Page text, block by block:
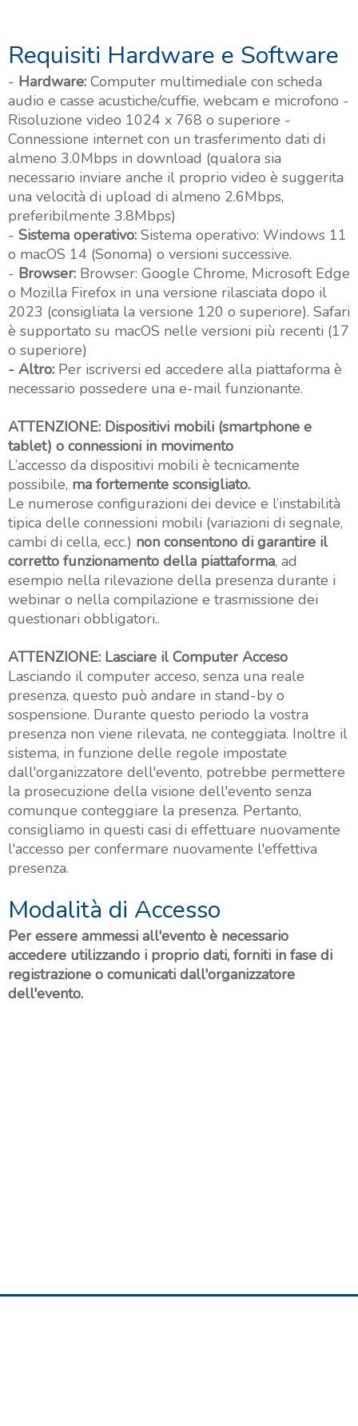
Requisiti Hardware e Software
- Hardware: Computer multimediale con scheda
audio e casse acustiche/cuffie, webcam e microfono -
Risoluzione video 1024 x 768 o superiore -
Connessione internet con un trasferimento dati di
almeno 3.0Mbps in download (qualora sia
necessario inviare anche il proprio video è suggerita
una velocità di upload di almeno 2.6Mbps,
preferibilmente 3.8Mbps)
- Sistema operativo: Sistema operativo: Windows 11
o macOS 14 (Sonoma) o versioni successive.
- Browser: Browser: Google Chrome, Microsoft Edge
o Mozilla Firefox in una versione rilasciata dopo il
2023 (consigliata la versione 120 o superiore). Safari
è supportato su macOS nelle versioni più recenti (17
o superiore)
- Altro: Per iscriversi ed accedere alla piattaforma è
necessario possedere una e-mail funzionante.
ATTENZIONE: Dispositivi mobili (smartphone e
tablet) o connessioni in movimento
L’accesso da dispositivi mobili è tecnicamente
possibile, ma fortemente sconsigliato.
Le numerose configurazioni dei device e l’instabilità
tipica delle connessioni mobili (variazioni di segnale,
cambi di cella, ecc.) non consentono di garantire il
corretto funzionamento della piattaforma, ad
esempio nella rilevazione della presenza durante i
webinar o nella compilazione e trasmissione dei
questionari obbligatori..
ATTENZIONE: Lasciare il Computer Acceso
Lasciando il computer acceso, senza una reale
presenza, questo può andare in stand-by o
sospensione. Durante questo periodo la vostra
presenza non viene rilevata, ne conteggiata. Inoltre il
sistema, in funzione delle regole impostate
dall'organizzatore dell'evento, potrebbe permettere
la prosecuzione della visione dell'evento senza
comunque conteggiare la presenza. Pertanto,
consigliamo in questi casi di effettuare nuovamente
l'accesso per confermare nuovamente l'effettiva
presenza.
Modalità di Accesso
Per essere ammessi all'evento è necessario
accedere utilizzando i proprio dati, forniti in fase di
registrazione o comunicati dall'organizzatore
dell'evento.